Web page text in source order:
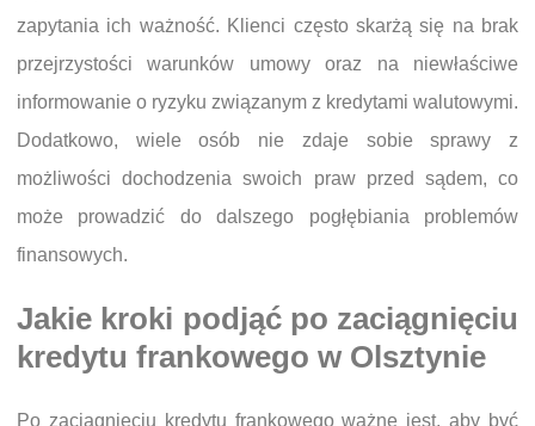
zapytania ich ważność. Klienci często skarżą się na brak
przejrzystości warunków umowy oraz na niewłaściwe
informowanie o ryzyku związanym z kredytami walutowymi.
Dodatkowo, wiele osób nie zdaje sobie sprawy z
możliwości dochodzenia swoich praw przed sądem, co
może prowadzić do dalszego pogłębiania problemów
finansowych.
Jakie kroki podjąć po zaciągnięciu
kredytu frankowego w Olsztynie
Po zaciągnięciu kredytu frankowego ważne jest, aby być